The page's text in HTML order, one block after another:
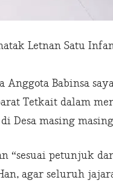
Letnan Satu
Anggota Babinsa
Tetkait dalam
Desa masing
“sesuai petunjuk
agar seluruh